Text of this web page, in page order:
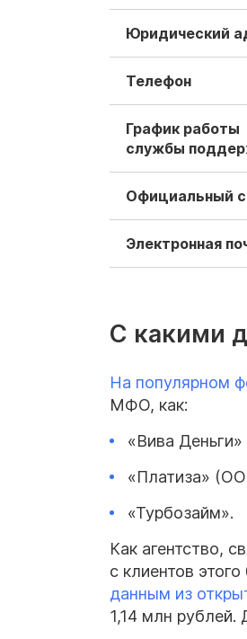
Юридический
Телефон
График работы
службы
Официальный
Электронная
С какими
На популярном
МФО, как:
«Вива
«Платиза»
«Турбозайм».
Как агентство,
с клиентов
данным из
1,14 млн рублей.